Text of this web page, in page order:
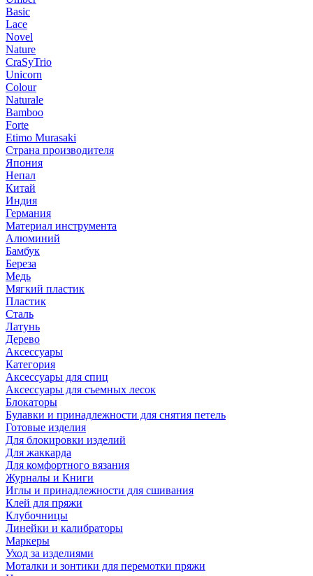
Basic
Lace
Novel
Nature
CraSyTrio
Unicorn
Colour
Naturale
Bamboo
Forte
Etimo Murasaki
Страна производителя
Япония
Непал
Китай
Индия
Германия
Материал инструмента
Алюминий
Бамбук
Береза
Медь
Мягкий пластик
Пластик
Сталь
Латунь
Дерево
Аксессуары
Категория
Аксессуары для спиц
Аксессуары для съемных лесок
Блокаторы
Булавки и принадлежности для снятия петель
Готовые изделия
Для блокировки изделий
Для жаккарда
Для комфортного вязания
Журналы и Книги
Иглы и принадлежности для сшивания
Клей для пряжи
Клубочницы
Линейки и калибраторы
Маркеры
Уход за изделиями
Моталки и зонтики для перемотки пряжи